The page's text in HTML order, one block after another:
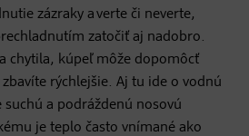
zázraky a verte či neverte,
zatočiť aj nadobro.
chytila, kúpeľ môže dopomôcť
rýchlejšie. Aj tu ide o vodnú
a podráždenú nosovú
je teplo často vnímané ako